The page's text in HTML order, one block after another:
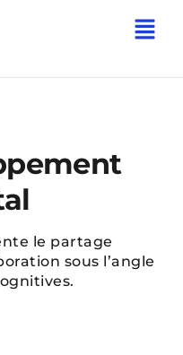
le partage
sous l’angle